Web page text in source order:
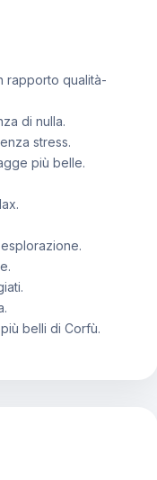
rapporto qualità-
di nulla.
stress.
più belle.
belli di Corfù.